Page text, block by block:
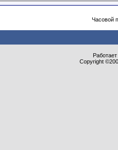
Часовой
Copyright